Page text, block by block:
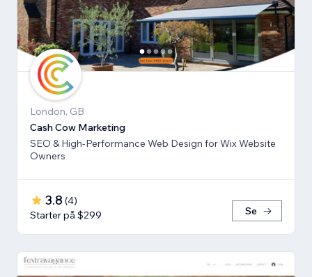
London, GB
Cash Cow Marketing
SEO & High-Performance Web Design for Wix Website
Owners
3.8 (4)
Starter på $299
Se